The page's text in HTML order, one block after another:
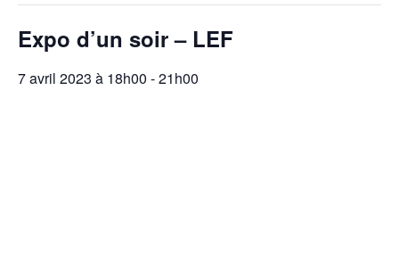
Expo d’un soir – LEF
7 avril 2023 à 18h00 -21h00